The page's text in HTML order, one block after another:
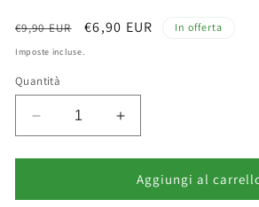
Prezzo
di
€9,90 EUR
Prezzo
€6,90 EUR In offerta
Imposte incluse.
Quantità
Diminuisci
quantità
per
Maschera
Aumenta
quantità
per
Malinka
Maschera
Aggiungi al